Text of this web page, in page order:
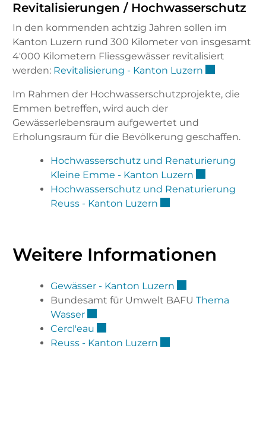
Revitalisierungen / Hochwasserschutz
In den kommenden achtzig Jahren sollen im
Kanton Luzern rund 300 Kilometer von insgesamt
4'000 Kilometern Fliessgewässer revitalisiert
werden: Revitalisierung - Kanton Luzern
Im Rahmen der Hochwasserschutzprojekte, die
Emmen betreffen, wird auch der
Gewässerlebensraum aufgewertet und
Erholungsraum für die Bevölkerung geschaffen.
Hochwasserschutz und Renaturierung
Kleine Emme - Kanton Luzern
Hochwasserschutz und Renaturierung
Reuss - Kanton Luzern
Weitere Informationen
Gewässer - Kanton Luzern
Bundesamt für Umwelt BAFU Thema
WasserExterner Link wird in einem neuen
Cercl'eau
Reuss - Kanton Luzern